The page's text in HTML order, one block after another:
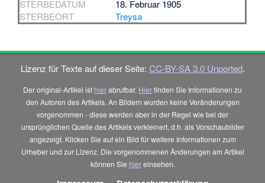
STERBEDATUM
18. Februar 1905
STERBEORT
Treysa
Lizenz für Texte auf dieser Seite: CC-BY-SA 3.0 Unported.
Der original-Artikel ist hierabrufbar. Hierfinden Sie Informationen zu
den Autoren des Artikels. An Bildern wurden keine Veränderungen
vorgenommen - diese werden aber in der Regel wie bei der
ursprünglichen Quelle des Artikels verkleinert, d.h. als Vorschaubilder
angezeigt. Klicken Sie auf ein Bild für weitere Informationen zum
Urheber und zur Lizenz. Die vorgenommenen Änderungen am Artikel
können Sie hiereinsehen.